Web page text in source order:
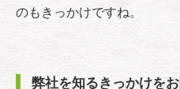
のもきっかけですね。
弊社を知るきっかけを